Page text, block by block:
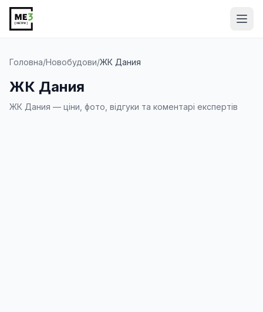
Головна/Новобудови/ЖК Дания
ЖК Дания
ЖК Дания — ціни, фото, відгуки та коментарі експертів